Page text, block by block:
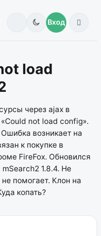
Вход
load
через ajax в
not load config».
возникает на
к покупке в
FireFox. Обновился
1.8.4. Не
помогает. Клон на
копать?